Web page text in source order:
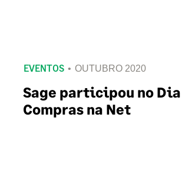
EVENTOS OUTUBRO 2020
Sage participou no
Compras na Net